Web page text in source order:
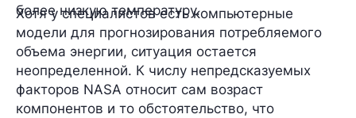
более низкую температуру.
Хотя у специалистов есть компьютерные
модели для прогнозирования потребляемого
объема энергии, ситуация остается
неопределенной. К числу непредсказуемых
факторов NASA относит сам возраст
компонентов и то обстоятельство, что